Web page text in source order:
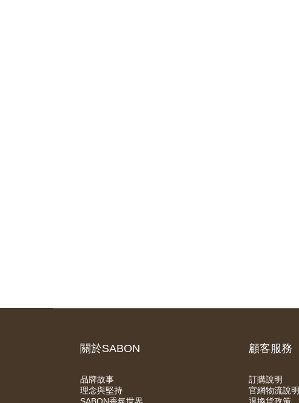
關於SABON
品牌故事
理念與堅持
顧客服務
訂購說明
官網物流說明